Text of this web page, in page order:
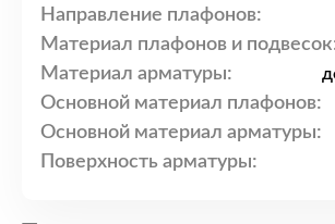
Направление плафонов:
Материал плафонов и
Материал арматуры:
Основной материал плафонов:
Основной материал арматуры:
Поверхность арматуры: